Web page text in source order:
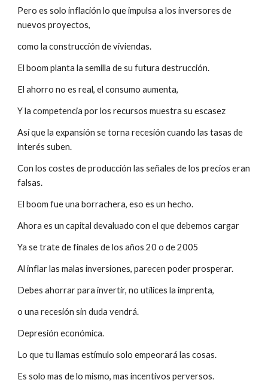
Pero es solo inflación lo que impulsa a los inversores de
nuevos proyectos,
como la construcción de viviendas.
El boom planta la semilla de su futura destrucción.
El ahorro no es real, el consumo aumenta,
Y la competencia por los recursos muestra su escasez
Así que la expansión se torna recesión cuando las tasas de
interés suben.
Con los costes de producción las señales de los precios eran
falsas.
El boom fue una borrachera, eso es un hecho.
Ahora es un capital devaluado con el que debemos cargar
Ya se trate de finales de los años 20 o de 2005
Al inflar las malas inversiones, parecen poder prosperar.
Debes ahorrar para invertir, no utilices la imprenta,
o una recesión sin duda vendrá.
Depresión económica.
Lo que tu llamas estímulo solo empeorará las cosas.
Es solo mas de lo mismo, mas incentivos perversos.